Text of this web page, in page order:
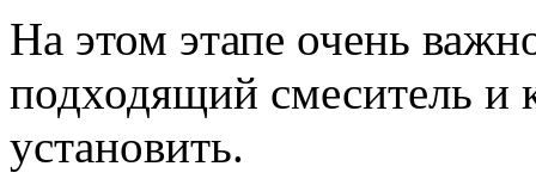
На этом этапе очень
подходящий смеситель и
установить.